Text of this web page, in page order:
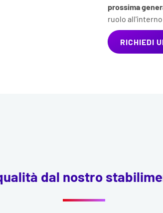
prossima
ruolo all'interno
RICHIEDI
dal nostro